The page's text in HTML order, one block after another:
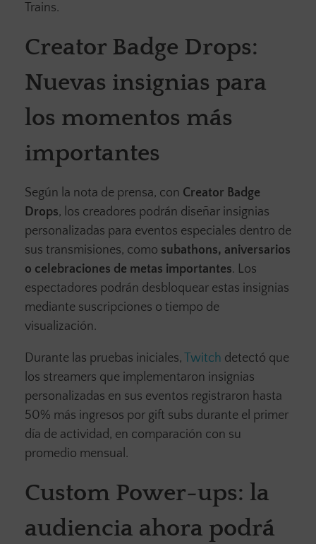
Trains.
Creator Badge Drops:
Nuevas insignias para
los momentos más
importantes
Según la nota de prensa, con Creator Badge
Drops, los creadores podrán diseñar insignias
personalizadas para eventos especiales dentro de
sus transmisiones, como subathons, aniversarios
o celebraciones de metas importantes. Los
espectadores podrán desbloquear estas insignias
mediante suscripciones o tiempo de
visualización.
Durante las pruebas iniciales, Twitch detectó que
los streamers que implementaron insignias
personalizadas en sus eventos registraron hasta
50% más ingresos por gift subs durante el primer
día de actividad, en comparación con su
promedio mensual.
Custom Power-ups: la
audiencia ahora podrá